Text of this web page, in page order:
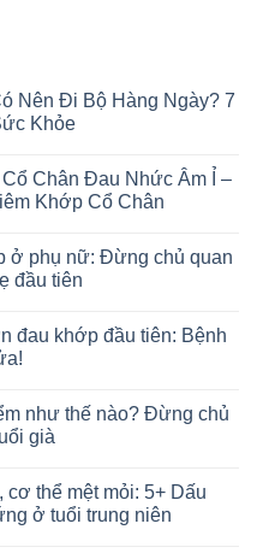
Nên Đi Bộ Hàng Ngày? 7
Khỏe
Chân Đau Nhức Âm Ỉ –
Khớp Cổ Chân
ở phụ nữ: Đừng chủ quan
đầu tiên
đau khớp đầu tiên: Bệnh
như thế nào? Đừng chủ
già
thể mệt mỏi: 5+ Dấu
ở tuổi trung niên